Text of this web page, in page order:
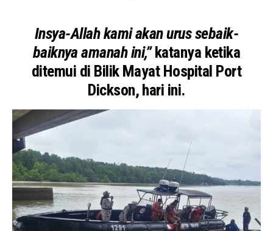
Insya-Allah kami akan urus sebaik-
baiknya amanah ini,”katanya ketika
ditemui di Bilik Mayat Hospital Port
Dickson, hari ini.